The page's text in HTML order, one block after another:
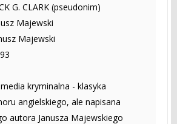
G. CLARK (pseudonim)
Majewski
Majewski
kryminalna - klasyka
angielskiego, ale napisana
autora Janusza Majewskiego